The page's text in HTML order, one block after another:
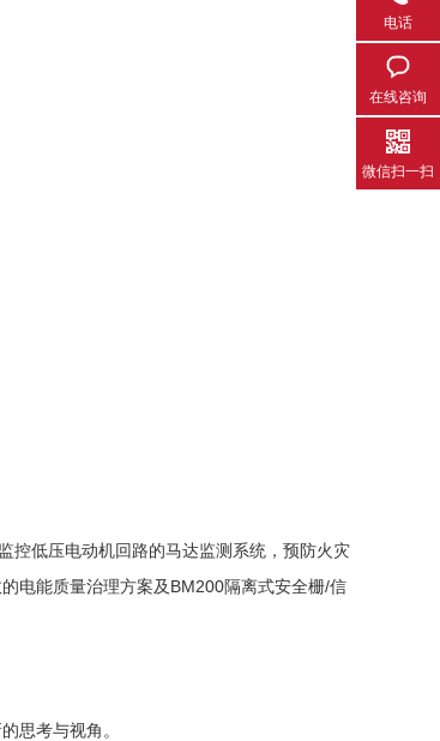
低压电动机回路的马达监测系统，预防火灾
电能质量治理方案及BM200隔离式安全栅/信
思考与视角。
电话
在线咨询
微信扫一扫